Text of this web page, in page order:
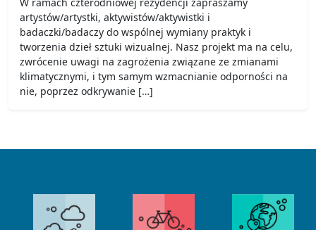
W ramach czterodniowej rezydencji zapraszamy
artystów/artystki, aktywistów/aktywistki i
badaczki/badaczy do wspólnej wymiany praktyk i
tworzenia dzieł sztuki wizualnej. Nasz projekt ma na celu,
zwrócenie uwagi na zagrożenia związane ze zmianami
klimatycznymi, i tym samym wzmacnianie odporności na
nie, poprzez odkrywanie […]